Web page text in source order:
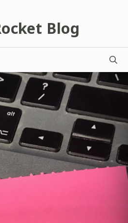
Blog